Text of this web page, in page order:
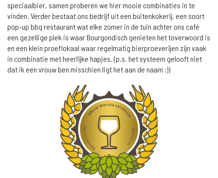
speciaalbier, samen proberen we hier mooie combinaties in te
vinden. Verder bestaat ons bedrijf uit een buitenkokerij, een soort
pop-up bbq restaurant wat elke zomer in de tuin achter ons café
een gezellige plek is waar Bourgondisch genieten het toverwoord is
en een klein proeflokaal waar regelmatig bierproeverijen zijn vaak
in combinatie met heerlijke hapjes. (p.s. het systeem gelooft niet
dat ik een vrouw ben misschien ligt het aan de naam :))